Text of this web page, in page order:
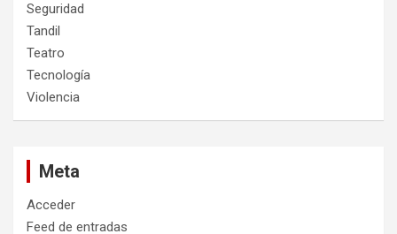
Seguridad
Tandil
Teatro
Tecnología
Violencia
Meta
Acceder
Feed de entradas